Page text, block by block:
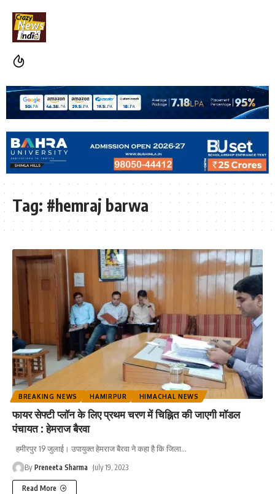
Tag: #hemraj barwa
BREAKING NEWS HAMIRPUR HIMACHAL NEWS
फायर सेफ्टी प्लॉन के लिए प्रथम चरण में चिह्नित की जाएगी मॉडल
पंचायत : हेमराज बैरवा
हमीरपुर 19 जुलाई। उपायुक्त हेमराज बैरवा ने कहा है कि जिला…
By Preneeta Sharma July 19, 2023
Read More